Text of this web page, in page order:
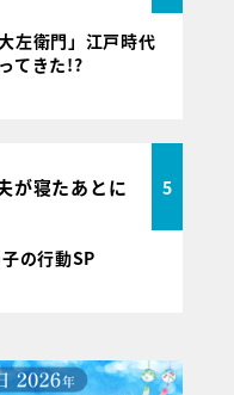
左衛門」江戸時代
てきた!?
が寝たあとに 5
の行動SP